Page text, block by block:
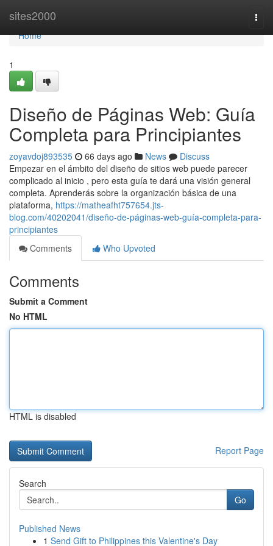
sites2000
Home
Home
1
Diseño de Páginas Web: Guía
Completa para Principiantes
zoyavdoj893535 66 days ago News
Discuss
Empezar en el ámbito del diseño de sitios web puede parecer
complicado al inicio , pero esta guía te dará una visión general
completa. Aprenderás sobre la organización básica de una
plataforma, https://matheafht757654.jts-
blog.com/40202041/diseño-de-páginas-web-guía-completa-para-
principiantes
Comments
Who Upvoted
Comments
Submit a Comment
No HTML
HTML is disabled
Report Page
Search
Go
Published News
1 Send Gift to Philippines this Valentine's Day